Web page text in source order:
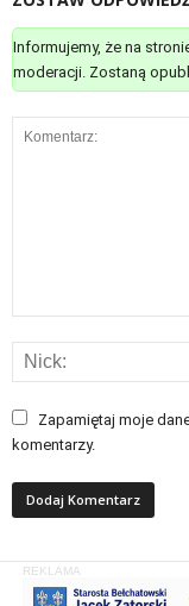
Informujemy, że na
moderacji. Zostaną
Zapamiętaj moje
komentarzy.
REKLAMA